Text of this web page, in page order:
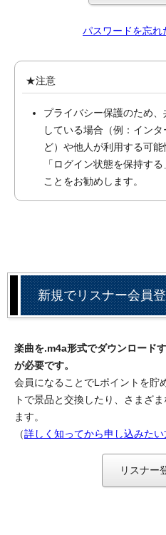
パスワードを忘れ
★注意
プライバシー保護のため
している場合（例：イン
ど）や他人が利用する可
「ログイン状態を保持す
ことをお勧めします。
新規でリスナー会員
楽曲を.m4a形式でダウンロード
が必要です。
会員になることでLポイントを貯
トで景品と交換したり、さまざ
ます。
（詳しく知ってから申し込みた
リスナー